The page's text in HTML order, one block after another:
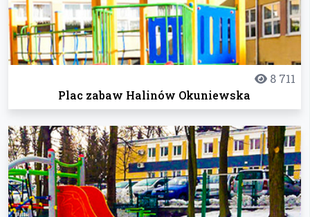
8 711
Plac zabaw Halinów Okuniewska